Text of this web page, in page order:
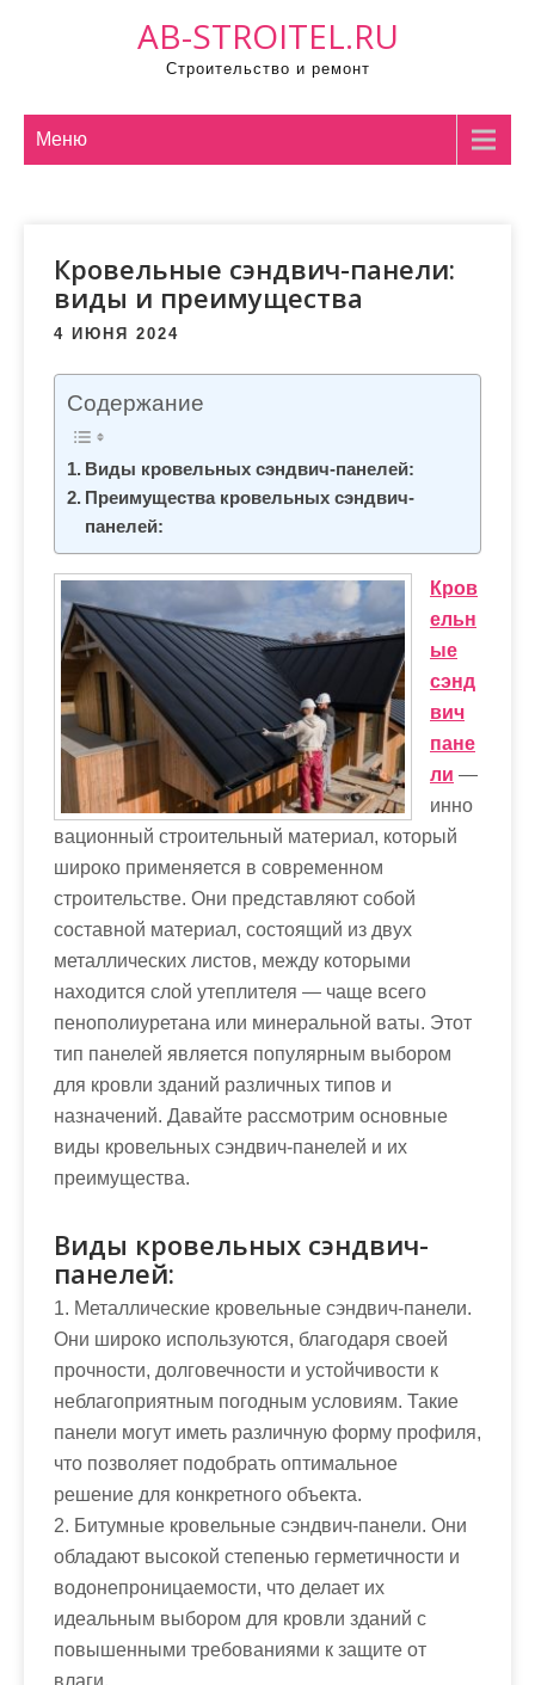
AB-STROITEL.RU
Строительство и ремонт
Меню
Кровельные сэндвич-панели:
виды и преимущества
4 ИЮНЯ 2024
Содержание
Виды кровельных сэндвич-панелей:
Преимущества кровельных сэндвич-
панелей:
Кров
ельн
ые
сэнд
вич
пане
ли —
инно
вационный строительный материал, который
широко применяется в современном
строительстве. Они представляют собой
составной материал, состоящий из двух
металлических листов, между которыми
находится слой утеплителя — чаще всего
пенополиуретана или минеральной ваты. Этот
тип панелей является популярным выбором
для кровли зданий различных типов и
назначений. Давайте рассмотрим основные
виды кровельных сэндвич-панелей и их
преимущества.
Виды кровельных сэндвич-
панелей:
1. Металлические кровельные сэндвич-панели.
Они широко используются, благодаря своей
прочности, долговечности и устойчивости к
неблагоприятным погодным условиям. Такие
панели могут иметь различную форму профиля,
что позволяет подобрать оптимальное
решение для конкретного объекта.
2. Битумные кровельные сэндвич-панели. Они
обладают высокой степенью герметичности и
водонепроницаемости, что делает их
идеальным выбором для кровли зданий с
повышенными требованиями к защите от
влаги.